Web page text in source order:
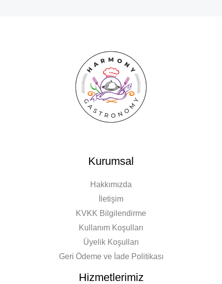
Kurumsal
Hakkımızda
İletişim
KVKK Bilgilendirme
Kullanım Koşulları
Üyelik Koşulları
Geri Ödeme ve İade Politikası
Hizmetlerimiz